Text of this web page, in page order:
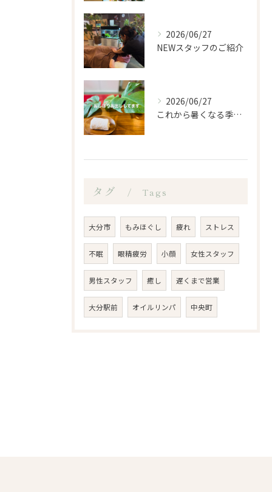
2026/06/27
NEWスタッフのご紹介
2026/06/27
これから暑くなる季節になるので、もみほぐし亭ではご来店のお客...
タグ Tags
大分市 もみほぐし 疲れ ストレス
不眠 眼精疲労 小顔 女性スタッフ
男性スタッフ 癒し 遅くまで営業
大分駅前 オイルリンパ 中央町